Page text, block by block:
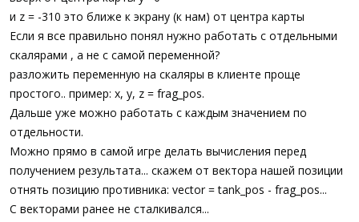
и z = -310 это ближе к экрану (к нам) от центра карты
Если я все правильно понял нужно работать с отдельными
скалярами , а не с самой переменной?
разложить переменную на скаляры в клиенте проще
простого.. пример: x, y, z = frag_pos.
Дальше уже можно работать с каждым значением по
отдельности.
Можно прямо в самой игре делать вычисления перед
получением результата... скажем от вектора нашей позиции
отнять позицию противника: vector = tank_pos - frag_pos...
С векторами ранее не сталкивался...